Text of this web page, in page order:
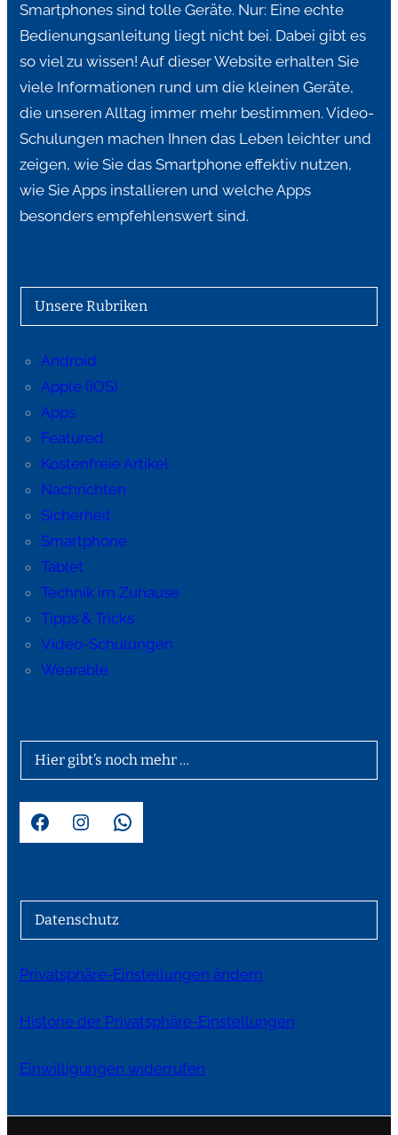
Smartphones sind tolle Geräte. Nur: Eine echte
Bedienungsanleitung liegt nicht bei. Dabei gibt es
so viel zu wissen! Auf dieser Website erhalten Sie
viele Informationen rund um die kleinen Geräte,
die unseren Alltag immer mehr bestimmen. Video-
Schulungen machen Ihnen das Leben leichter und
zeigen, wie Sie das Smartphone effektiv nutzen,
wie Sie Apps installieren und welche Apps
besonders empfehlenswert sind.
Unsere Rubriken
Android
Apple (iOS)
Apps
Featured
Kostenfreie Artikel
Nachrichten
Sicherheit
Smartphone
Tablet
Technik im Zuhause
Tipps & Tricks
Video-Schulungen
Wearable
Hier gibt’s noch mehr …
Facebook Instagram WhatsApp
Datenschutz
Privatsphäre-Einstellungen ändern
Historie der Privatsphäre-Einstellungen
Einwilligungen widerrufen